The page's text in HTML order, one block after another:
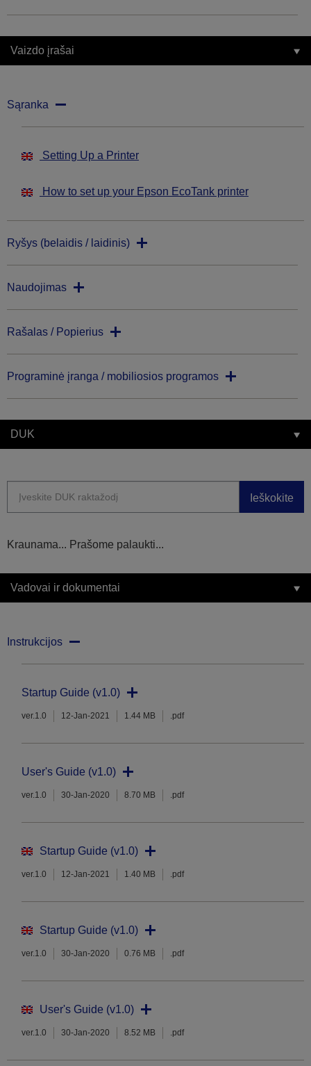
Vaizdo įrašai
Sąranka
Setting Up a Printer
How to set up your Epson EcoTank printer
Ryšys (belaidis / laidinis)
Naudojimas
Rašalas / Popierius
Programinė įranga / mobiliosios programos
DUK
Ieškokite
Kraunama... Prašome palaukti...
Vadovai ir dokumentai
Instrukcijos
Startup Guide (v1.0)
ver.1.0 12-Jan-2021 1.44 MB .pdf
User's Guide (v1.0)
ver.1.0 30-Jan-2020 8.70 MB .pdf
Startup Guide (v1.0)
ver.1.0 12-Jan-2021 1.40 MB .pdf
Startup Guide (v1.0)
ver.1.0 30-Jan-2020 0.76 MB .pdf
User's Guide (v1.0)
ver.1.0 30-Jan-2020 8.52 MB .pdf